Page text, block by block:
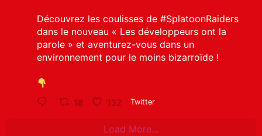
Découvrez les coulisses de #SplatoonRaiders
dans le nouveau « Les développeurs ont la
parole » et aventurez-vous dans un
environnement pour le moins bizarroïde !
18 132 Twitter
Load More...